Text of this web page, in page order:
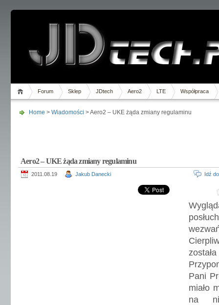
Forum Sklep JDtech Aero2 LTE Współpraca
Home > Wiadomości > Aero2 – UKE żąda zmiany regulaminu
Aero2 – UKE żąda zmiany regulaminu
2011.08.19 Jakub Danecki Idź
Pani
miało
na